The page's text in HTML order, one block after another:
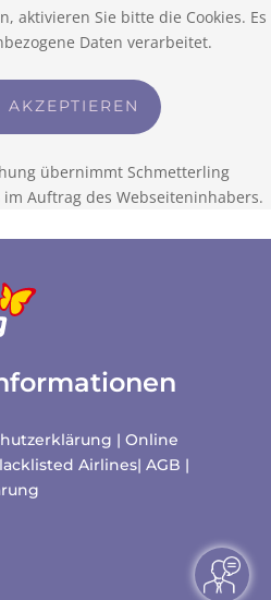
aktivieren Sie bitte die Cookies. Es
Daten verarbeitet.
AKZEPTIEREN
übernimmt Schmetterling
Auftrag des Webseiteninhabers.
| Online
Airlines| AGB |